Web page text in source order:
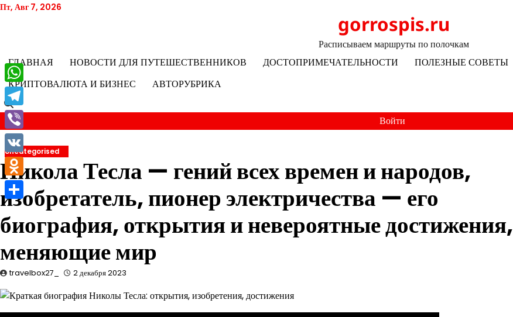
Перейти
Пт, Авг 7, 2026
gorrospis.ru
Расписываем маршруты по полочкам
ГЛАВНАЯ
НОВОСТИ ДЛЯ ПУТЕШЕСТВЕННИКОВ ДОСТОПРИМЕЧАТЕЛЬНОСТИ ПОЛЕЗНЫЕ СОВЕТЫ
КРИПТОВАЛЮТА И БИЗНЕС
АВТОРУБРИКА
Войти
Uncategorised
Никола Тесла — гений всех времен и народов,
изобретатель, пионер электричества — его
биография, открытия и невероятные достижения,
меняющие мир
travelbox27_ 2 декабря 2023
WhatsApp
Telegram
Viber
VK
Odnoklassniki
Отправить